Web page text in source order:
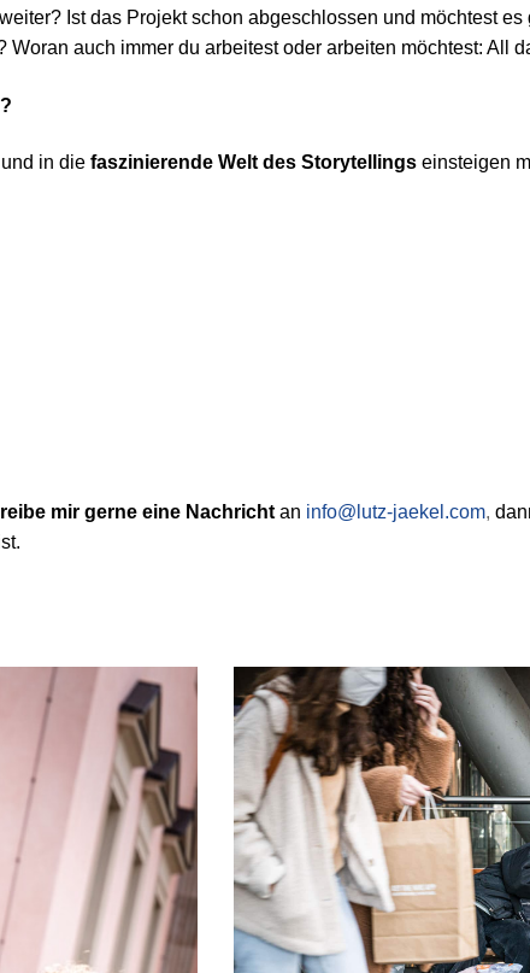
Ist das Projekt schon abgeschlossen und möchtest
Woran auch immer du arbeitest oder arbeiten möchtest: All
in die faszinierende Welt des Storytellings einsteigen
mir gerne eine Nachricht an info@lutz-jaekel.com,